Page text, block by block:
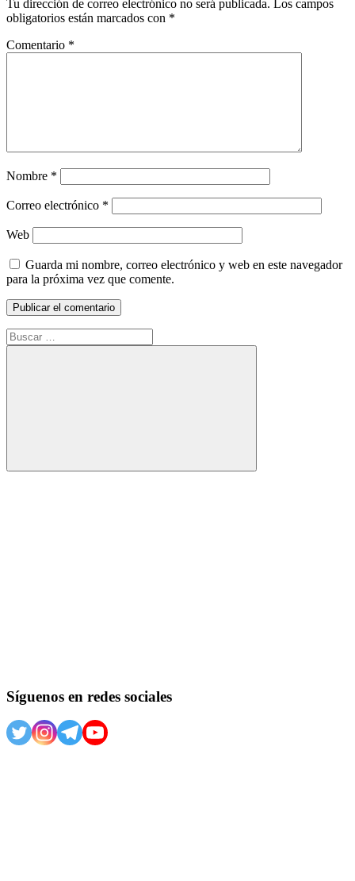
Tu dirección de correo electrónico no será publicada.
Los campos
obligatorios están marcados con *
Comentario *
Nombre *
Correo electrónico *
Web
Guarda mi nombre, correo electrónico y web en este navegador
para la próxima vez que comente.
Buscar:
Buscar
Síguenos en redes sociales